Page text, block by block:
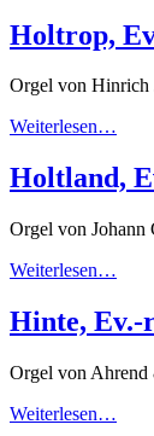
Holtrop,
Orgel von Hinrich
Weiterlesen…
Holtland,
Orgel von
Weiterlesen…
Hinte,
Orgel von
Weiterlesen…